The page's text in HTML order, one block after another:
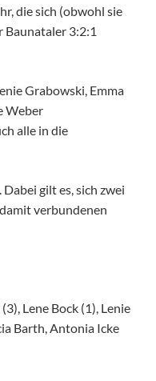
die sich (obwohl sie
3:2:1
Grabowski, Emma
Weber
alle in die
gilt es, sich zwei
verbundenen
Lene Bock (1), Lenie
Barth, Antonia Icke